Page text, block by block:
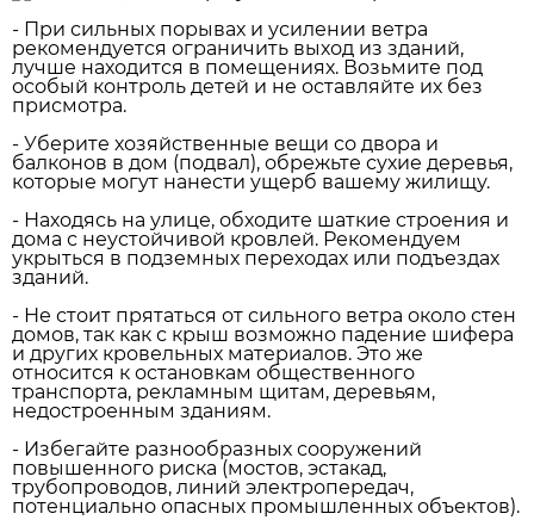
- При сильных порывах и усилении ветра
рекомендуется ограничить выход из зданий,
лучше находится в помещениях. Возьмите под
особый контроль детей и не оставляйте их без
присмотра.
- Уберите хозяйственные вещи со двора и
балконов в дом (подвал), обрежьте сухие деревья,
которые могут нанести ущерб вашему жилищу.
- Находясь на улице, обходите шаткие строения и
дома с неустойчивой кровлей. Рекомендуем
укрыться в подземных переходах или подъездах
зданий.
- Не стоит прятаться от сильного ветра около стен
домов, так как с крыш возможно падение шифера
и других кровельных материалов. Это же
относится к остановкам общественного
транспорта, рекламным щитам, деревьям,
недостроенным зданиям.
- Избегайте разнообразных сооружений
повышенного риска (мостов, эстакад,
трубопроводов, линий электропередач,
потенциально опасных промышленных объектов).